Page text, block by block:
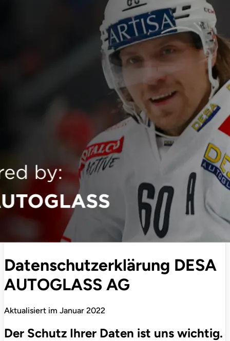
Datenschutzerklärung DESA
AUTOGLASS AG
Aktualisiert im Januar 2022
Der Schutz Ihrer Daten ist uns wichtig.